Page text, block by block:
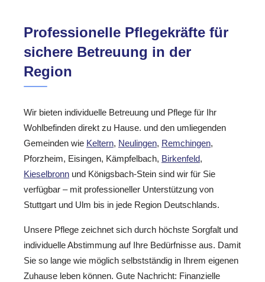
Professionelle Pflegekräfte für
sichere Betreuung in der
Region
Wir bieten individuelle Betreuung und Pflege für Ihr
Wohlbefinden direkt zu Hause. und den umliegenden
Gemeinden wie Keltern, Neulingen, Remchingen,
Pforzheim, Eisingen, Kämpfelbach, Birkenfeld,
Kieselbronn und Königsbach-Stein sind wir für Sie
verfügbar – mit professioneller Unterstützung von
Stuttgart und Ulm bis in jede Region Deutschlands.
Unsere Pflege zeichnet sich durch höchste Sorgfalt und
individuelle Abstimmung auf Ihre Bedürfnisse aus. Damit
Sie so lange wie möglich selbstständig in Ihrem eigenen
Zuhause leben können. Gute Nachricht: Finanzielle